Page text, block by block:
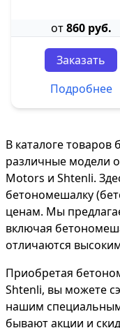
от860 руб.
Заказать
Подробнее
В каталоге
различные модели
Motors и Shtenli.
бетономешалку
ценам. Мы
включая
отличаются
Приобретая
Shtenli, вы можете
нашим
бывают акции и